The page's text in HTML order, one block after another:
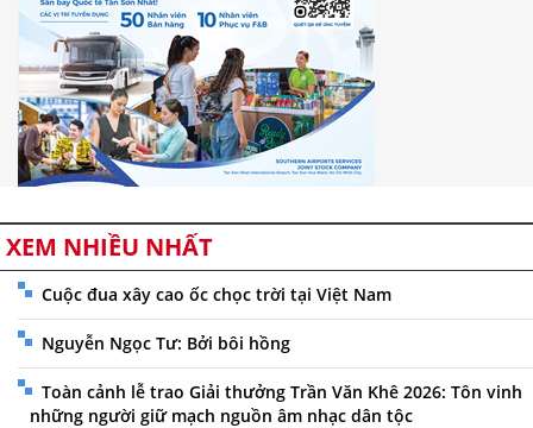
XEM NHIỀU NHẤT
Cuộc đua xây cao ốc chọc trời tại Việt Nam
Nguyễn Ngọc Tư: Bởi bôi hồng
Toàn cảnh lễ trao Giải thưởng Trần Văn Khê 2026: Tôn vinh
những người giữ mạch nguồn âm nhạc dân tộc